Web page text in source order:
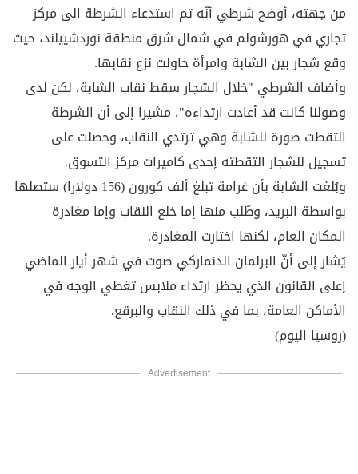
من جهته، أوضح شرطي أنّه تم استدعاء الشرطة الى مركز
تجاري في هورشولم في شمال شرق منطقة نوردشييلند، حيث
وقع شجار بين الشابة وامرأة حاولت نزع نقابها.
وأضاف الشرطي "خلال الشجار سقط نقاب الشابة، لكن لدى
وصولنا كانت قد أعادت ارتداءه"، مشيرا إلى أن الشرطة
التقطت صورة للشابة وهي ترتدي النقاب، وحصلت على
تسجيل للشجار التقطته إحدى كاميرات مركز التسوق.
وبُلغت الشابة بأن غرامة تبلغ ألف كورون (156 دولارا) ستصلها
بواسطة البريد، وطُلب منها إما خلع النقاب وإما مغادرة
المكان العام، لكنها اختارت المغادرة.
يُشار إلى أنّ البرلمان الدنماركي صوت في شهر أيار الماضي
إعلى القانون الذي يحظر ارتداء ملابس تغطي الوجه في
الأماكن العامة، بما في ذلك النقاب والبرقع.
(روسيا اليوم)
Advertisement